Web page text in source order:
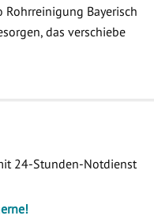
Bayerisch
das verschiebe
24-Stunden-Notdienst